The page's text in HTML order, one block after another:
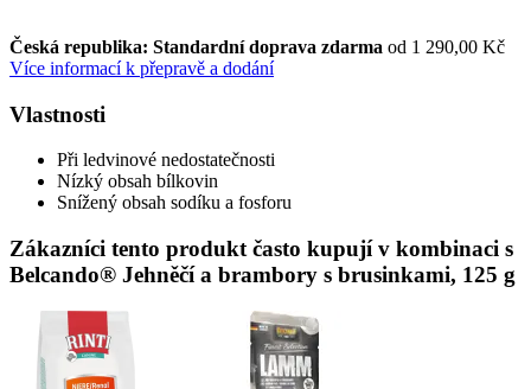
Česká republika: Standardní doprava zdarma od 1 290,00 Kč
Více informací k přepravě a dodání
Vlastnosti
Při ledvinové nedostatečnosti
Nízký obsah bílkovin
Snížený obsah sodíku a fosforu
Zákazníci tento produkt často kupují v kombinaci s
Belcando® Jehněčí a brambory s brusinkami, 125 g